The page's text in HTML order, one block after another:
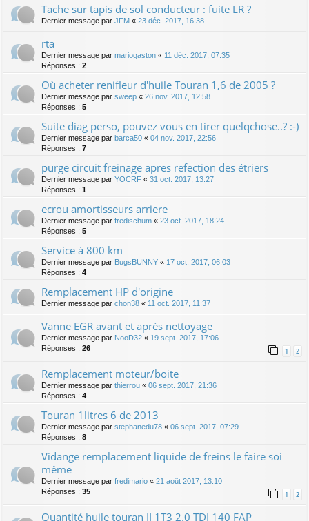
Tache sur tapis de sol conducteur : fuite LR ?
Dernier message par JFM « 23 déc. 2017, 16:38
rta
Dernier message par mariogaston « 11 déc. 2017, 07:35
Réponses : 2
Où acheter renifleur d'huile Touran 1,6 de 2005 ?
Dernier message par sweep « 26 nov. 2017, 12:58
Réponses : 5
Suite diag perso, pouvez vous en tirer quelqchose..? :-)
Dernier message par barca50 « 04 nov. 2017, 22:56
Réponses : 7
purge circuit freinage apres refection des étriers
Dernier message par YOCRF « 31 oct. 2017, 13:27
Réponses : 1
ecrou amortisseurs arriere
Dernier message par fredischum « 23 oct. 2017, 18:24
Réponses : 5
Service à 800 km
Dernier message par BugsBUNNY « 17 oct. 2017, 06:03
Réponses : 4
Remplacement HP d'origine
Dernier message par chon38 « 11 oct. 2017, 11:37
Vanne EGR avant et après nettoyage
Dernier message par NooD32 « 19 sept. 2017, 17:06
Réponses : 26 1 2
Remplacement moteur/boite
Dernier message par thierrou « 06 sept. 2017, 21:36
Réponses : 4
Touran 1litres 6 de 2013
Dernier message par stephanedu78 « 06 sept. 2017, 07:29
Réponses : 8
Vidange remplacement liquide de freins le faire soi
même
Dernier message par fredimario « 21 août 2017, 13:10
Réponses : 35 1 2
Quantité huile touran II 1T3 2.0 TDI 140 FAP